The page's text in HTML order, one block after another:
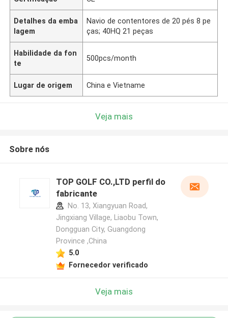
Detalhes da emba
lagem
Navio de contentores de 20 pés 8 pe
ças; 40HQ 21 peças
Habilidade da fon
te
500pcs/month
Lugar de origem China e Vietname
Veja mais
Sobre nós
TOP GOLF CO.,LTD perfil do
fabricante
No. 13, Xiangyuan Road,
Jingxiang Village, Liaobu Town,
Dongguan City, Guangdong
Province ,China
5.0
Fornecedor verificado
Veja mais